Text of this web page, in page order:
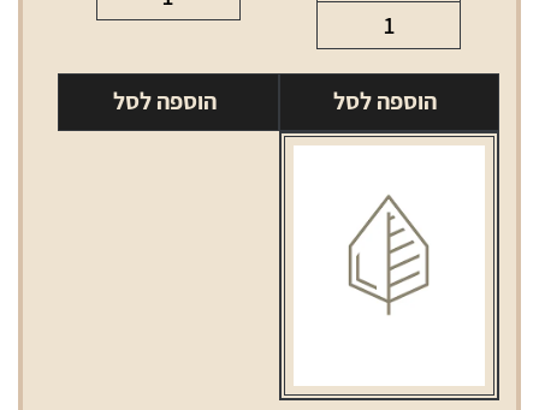
של
ווינסטון
כחול
ארוך
long
הוספה לסל
של
הוספה לסל